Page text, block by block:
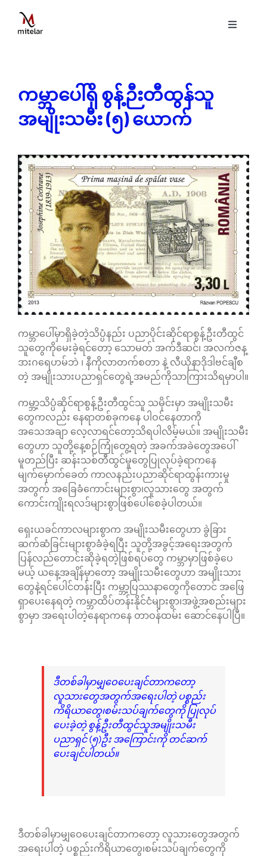
content
Toggle
နည်းပညာ
ဝန်ဆောင်မှုများ
ပရောဂျက်များ
ဗွီဒီယိုများ
ဆောင်းပါးများ
သုံးသပ်ချက်များ
ဆက်သွယ်ရန်
ကမ္ဘာပေါ်ရှိ စွန့်ဉီးတီထွန်သူ
အမျိုးသမီး (၅) ယောက်
ကမ္ဘာပေါ်မှာရှိခဲ့တဲ့သိပ္ပံနည်း ပညာပိုင်းဆိုင်ရာစွန့်ဦးတီထွင်
သူတွေကိုမေးခဲ့ရင်တော့ သောမတ် အက်ဒီဆင်၊ အလက်ဇန္
ဒားဂရေဟမ်ဘဲ ၊ နီကိုလာတက်စတာ နဲ့ လီယိုနာဒိုဒါဗင်ချီစ
တဲ့ အမျိုးသားပညာရှင်တွေရဲ့အမည်ကိုသာကြားသိရမှာပါ။
ကမ္ဘာ့သိပ္ပံဆိုင်ရာစွန့်ဦးတီထွင်သူ သမိုင်းမှာ အမျိုးသမီး
တွေကလည်း နေရာတစ်ခုကနေ ပါဝင်နေတာကို
အသေအချာ လေ့လာရင်တော့သိရပါလိမ့်မယ်။ အမျိုးသမီး
တွေဟာ သူတို့နေ့စဉ်ကြုံတွေ့ရတဲ့ အခက်အခဲတွေအပေါ်
မူတည်ပြီး ဆန်းသစ်တီထွင်မှုတွေပြုလုပ်ခဲ့ရာကနေ
မျက်မှောက်ခေတ် ကာလနည်းပညာဆိုင်ရာထွန်းကားမှု
အတွက် အခြေခံကောင်းများစွာ၊လူသားတွေ အတွက်
ကောင်းကျိုးရလဒ်များစွာဖြစ်ပေါ်စေခဲ့ပါတယ်။
ရှေးယခင်ကာလများစွာက အမျိုးသမီးတွေဟာ ခွဲခြား
ဆက်ဆံခြင်းများစွာခံခဲ့ရပြီး သူတို့အခွင့်အရေးအတွက်
ပြန်လည်တောင်းဆိုခဲ့ရတဲ့ဖြစ်ရပ်တွေ ကမ္ဘာမှာဖြစ်ခဲ့ပေ
မယ့် ယနေ့အချိန်မှာတော့ အမျိုးသမီးတွေဟာ အမျိုးသား
တွေနဲ့ရင်ပေါင်တန်းပြီး ကမ္ဘာ့ပြဿနာတွေကိုတောင် အဖြေ
ရှာပေးနေရတဲ့ ကမ္ဘာထိပ်တန်းနိုင်ငံများစွာ၊အဖွဲ့အစည်းများ
စွာမှာ အရေးပါတဲ့နေရာကနေ တာဝန်ထမ်း ဆောင်နေပါပြီ။
ဒီတစ်ခါမှာမျှဝေပေးချင်တာကတော့
လူသားတွေအတွက်အရေးပါတဲ့ ပစ္စည်း
ကိရိယာတွေ၊စမ်းသပ်ချက်တွေကို ပြုလုပ်
ပေးခဲ့တဲ့ စွန့်ဦးတီထွင်သူအမျိုးသမီး
ပညာရှင် (၅)ဦး အကြောင်းကို တင်ဆက်
ပေးချင်ပါတယ်။
ဒီတစ်ခါမှာမျှဝေပေးချင်တာကတော့ လူသားတွေအတွက်
အရေးပါတဲ့ ပစ္စည်းကိရိယာတွေ၊စမ်းသပ်ချက်တွေကို